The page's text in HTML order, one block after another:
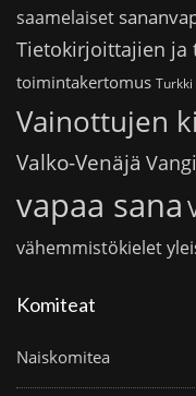
saamelaiset
Tietokirjoittajien ja
toimintakertomus Turkki
Vainottujen
Valko-Venäjä
vapaa sana
vähemmistökielet
Komiteat
Naiskomitea